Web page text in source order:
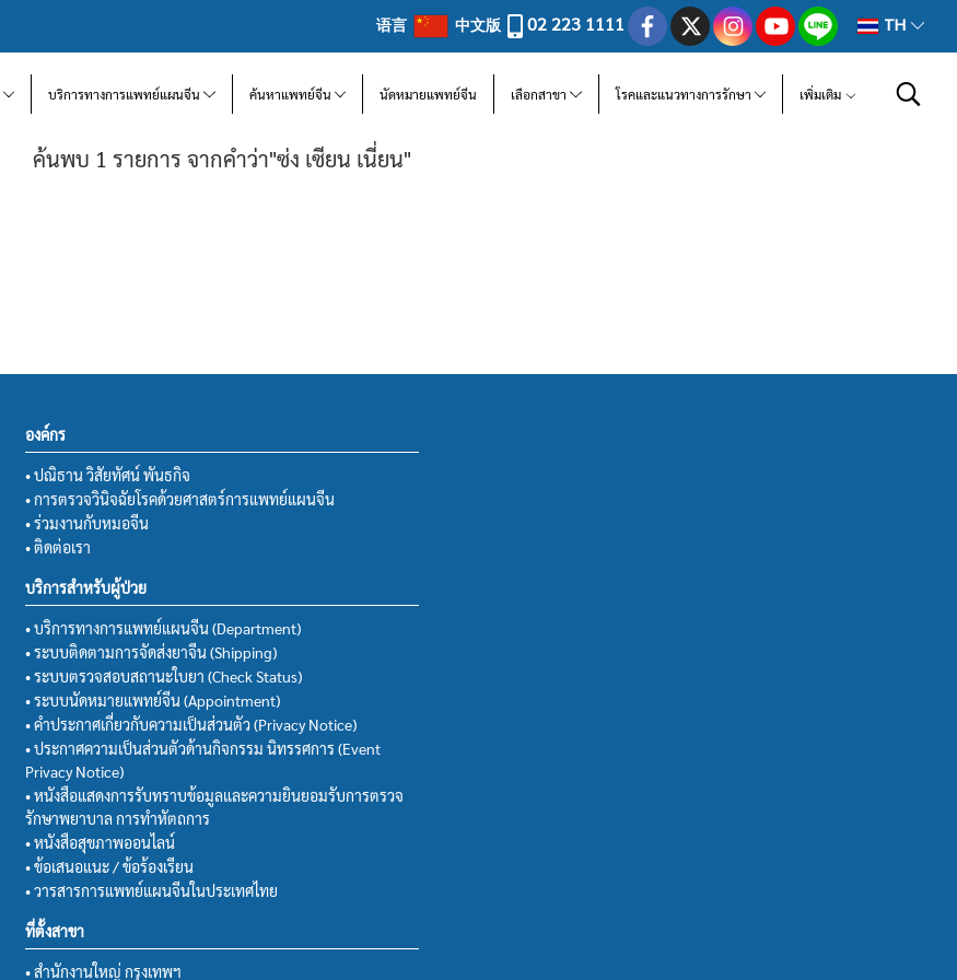
语言 中文版 02 223 1111 TH
บริการทางการแพทย์แผนจีน ค้นหาแพทย์จีน นัดหมายแพทย์จีน เลือกสาขา โรคและแนวทางการรักษา เพิ่มเติม
ค้นพบ 1 รายการ จากคำว่า"ซ่ง เซียน เนี่ยน"
องค์กร
• ปณิธาน วิสัยทัศน์ พันธกิจ
• การตรวจวินิจฉัยโรคด้วยศาสตร์การแพทย์แผนจีน
• ร่วมงานกับหมอจีน
• ติดต่อเรา
บริการสำหรับผู้ป่วย
• บริการทางการแพทย์แผนจีน (Department)
• ระบบติดตามการจัดส่งยาจีน (Shipping)
• ระบบตรวจสอบสถานะใบยา (Check Status)
• ระบบนัดหมายแพทย์จีน (Appointment)
• คำประกาศเกี่ยวกับความเป็นส่วนตัว (Privacy Notice)
• ประกาศความเป็นส่วนตัวด้านกิจกรรม นิทรรศการ (Event
Privacy Notice)
• หนังสือแสดงการรับทราบข้อมูลและความยินยอมรับการตรวจ
รักษาพยาบาล การทำหัตถการ
• หนังสือสุขภาพออนไลน์
• ข้อเสนอแนะ / ข้อร้องเรียน
• วารสารการแพทย์แผนจีนในประเทศไทย
ที่ตั้งสาขา
• สำนักงานใหญ่ กรุงเทพฯ